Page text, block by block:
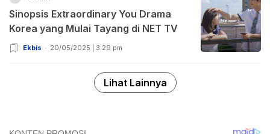
Sinopsis Extraordinary You Drama
Korea yang Mulai Tayang di NET TV
Ekbis 20/05/2025 | 3:29 pm
Lihat Lainnya